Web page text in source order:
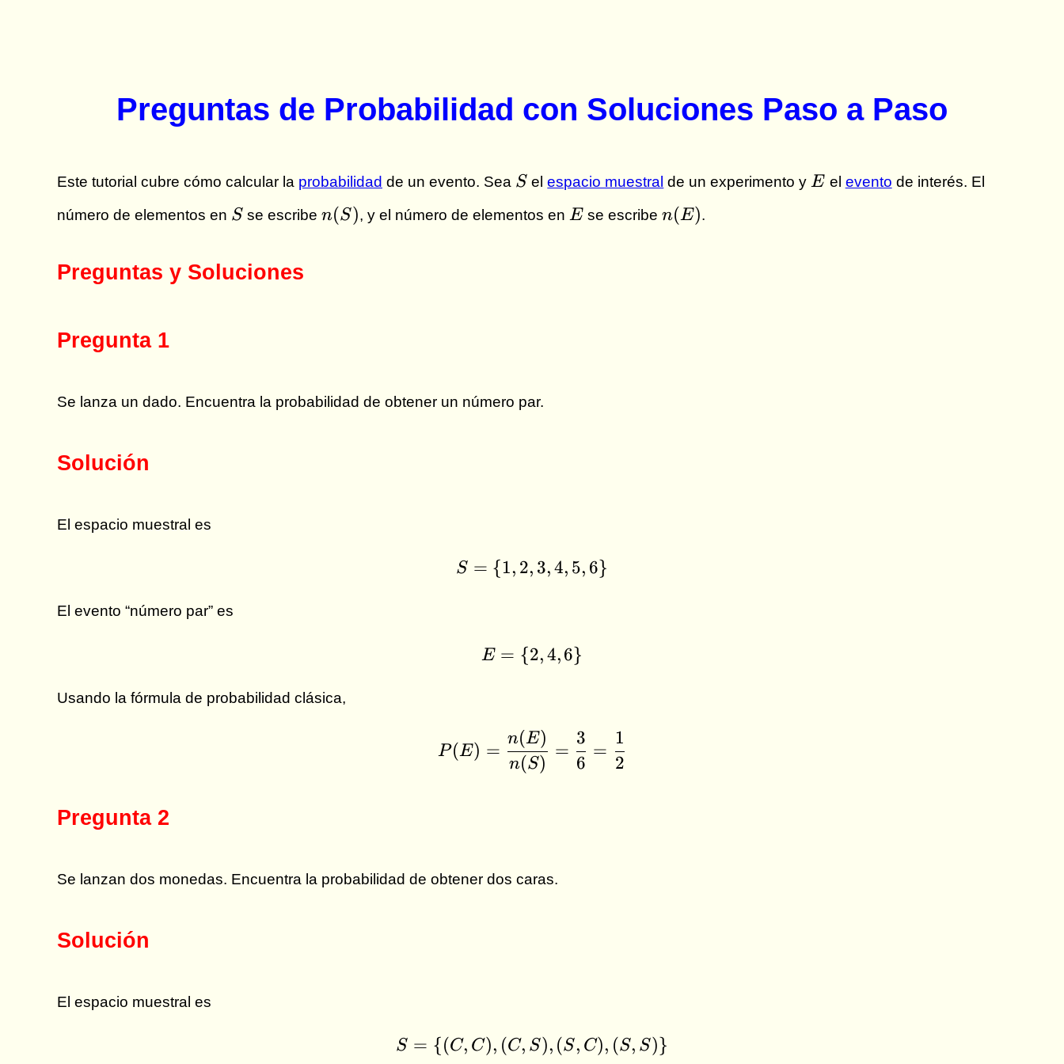
Preguntas de Probabilidad con Soluciones Paso a Paso
Este tutorial cubre cómo calcular la probabilidad de un evento. Sea S
S elespacio muestral de un experimento y E
E el evento de interés. El
número de elementos en S
S se escriben(S)
n(S), y el número de elementos en E
Ese escribe n(E)
n(E).
Preguntas y Soluciones
Pregunta 1
Se lanza un dado. Encuentra la probabilidad de obtener un número par.
Solución
El espacio muestral es
S = \{1,2,3,4,5,6\}
S = {1, 2, 3,4, 5, 6}
El evento “número par” es
E = \{2,4,6\}
E = {2,4,6}
Usando la fórmula de probabilidad clásica,
P(E) = \frac{n(E)}{n(S)} = \frac{3}{6} = \frac{1}{2}
P(E) =
n(S)
n(E)
=
6
3
=
2
1
Pregunta 2
Se lanzan dos monedas. Encuentra la probabilidad de obtener dos caras.
Solución
El espacio muestral es
S = \{(C,C),(C,S),(S,C),(S,S)\}
S = {(C, C), (C, S), (S, C), (S, S)}